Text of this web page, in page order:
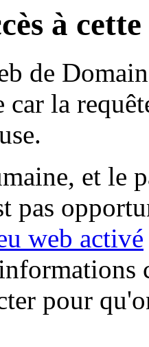
à
de
car la
et le
pas
web activé
pour